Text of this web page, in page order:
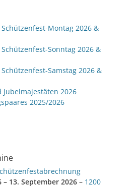
Montag 2026 &
Sonntag 2026 &
Samstag 2026 &
Jubelmajestäten 2026
2025/2026
– 13. September 2026 – 1200